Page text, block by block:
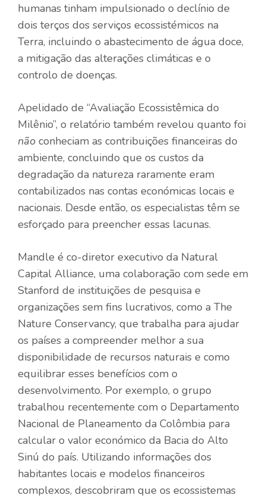
humanas tinham impulsionado o declínio de
dois terços dos serviços ecossistémicos na
Terra, incluindo o abastecimento de água doce,
a mitigação das alterações climáticas e o
controlo de doenças.
Apelidado de “Avaliação Ecossistêmica do
Milênio”, o relatório também revelou quanto foi
não conheciam as contribuições financeiras do
ambiente, concluindo que os custos da
degradação da natureza raramente eram
contabilizados nas contas económicas locais e
nacionais. Desde então, os especialistas têm se
esforçado para preencher essas lacunas.
Mandle é co-diretor executivo da Natural
Capital Alliance, uma colaboração com sede em
Stanford de instituições de pesquisa e
organizações sem fins lucrativos, como a The
Nature Conservancy, que trabalha para ajudar
os países a compreender melhor a sua
disponibilidade de recursos naturais e como
equilibrar esses benefícios com o
desenvolvimento. Por exemplo, o grupo
trabalhou recentemente com o Departamento
Nacional de Planeamento da Colômbia para
calcular o valor económico da Bacia do Alto
Sinú do país. Utilizando informações dos
habitantes locais e modelos financeiros
complexos, descobriram que os ecossistemas